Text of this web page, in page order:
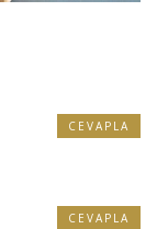
CEVAPLA
CEVAPLA